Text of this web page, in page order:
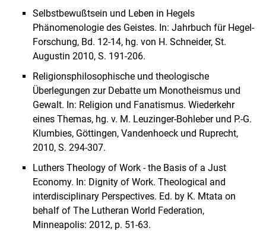
Selbstbewußtsein und Leben in Hegels
Phänomenologie des Geistes. In: Jahrbuch für Hegel-
Forschung, Bd. 12-14, hg. von H. Schneider, St.
Augustin 2010, S. 191-206.
Religionsphilosophische und theologische
Überlegungen zur Debatte um Monotheismus und
Gewalt. In: Religion und Fanatismus. Wiederkehr
eines Themas, hg. v. M. Leuzinger-Bohleber und P.-G.
Klumbies, Göttingen, Vandenhoeck und Ruprecht,
2010, S. 294-307.
Luthers Theology of Work - the Basis of a Just
Economy. In: Dignity of Work. Theological and
interdisciplinary Perspectives. Ed. by K. Mtata on
behalf of The Lutheran World Federation,
Minneapolis: 2012, p. 51-63.